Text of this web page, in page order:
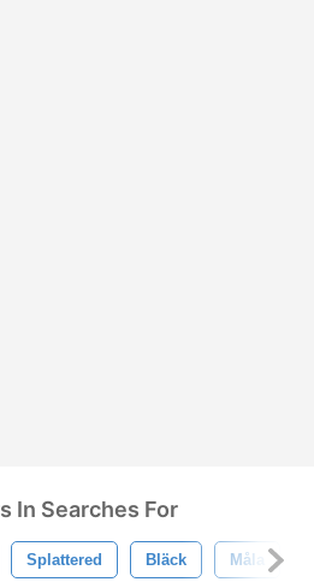
In Searches For
Splattered Bläck Måla